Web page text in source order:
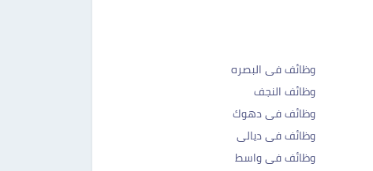
وظائف فى البصره
وظائف النجف
وظائف فى دهوك
وظائف فى ديالى
وظائف فى واسط